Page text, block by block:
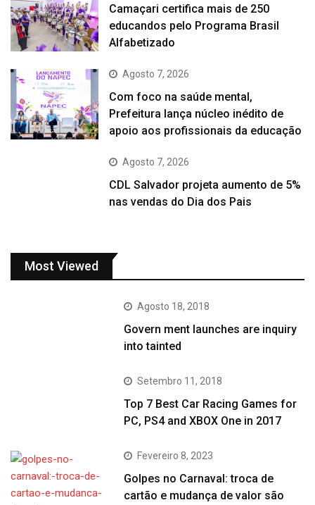
Camaçari certifica mais de 250
educandos pelo Programa Brasil
Alfabetizado
Agosto 7, 2026
Com foco na saúde mental,
Prefeitura lança núcleo inédito de
apoio aos profissionais da educação
Agosto 7, 2026
CDL Salvador projeta aumento de 5%
nas vendas do Dia dos Pais
Most Viewed
Agosto 18, 2018
Govern ment launches are inquiry
into tainted
Setembro 11, 2018
Top 7 Best Car Racing Games for
PC, PS4 and XBOX One in 2017
Fevereiro 8, 2023
Golpes no Carnaval: troca de
cartão e mudança de valor são